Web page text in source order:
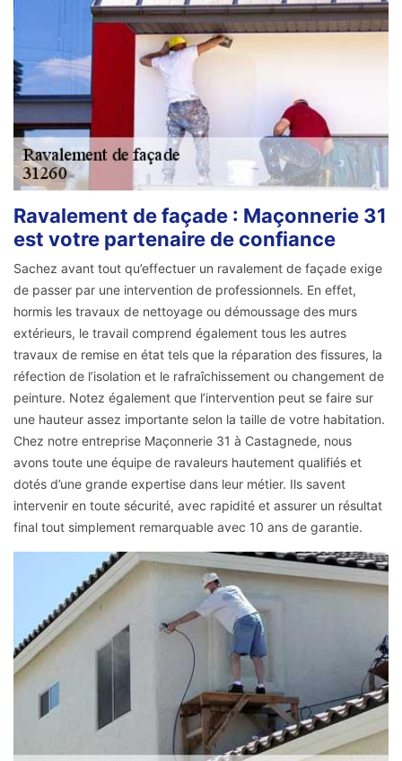
Ravalement de façade : Maçonnerie 31
est votre partenaire de confiance
Sachez avant tout qu’effectuer un ravalement de façade exige
de passer par une intervention de professionnels. En effet,
hormis les travaux de nettoyage ou démoussage des murs
extérieurs, le travail comprend également tous les autres
travaux de remise en état tels que la réparation des fissures, la
réfection de l’isolation et le rafraîchissement ou changement de
peinture. Notez également que l’intervention peut se faire sur
une hauteur assez importante selon la taille de votre habitation.
Chez notre entreprise Maçonnerie 31 à Castagnede, nous
avons toute une équipe de ravaleurs hautement qualifiés et
dotés d’une grande expertise dans leur métier. Ils savent
intervenir en toute sécurité, avec rapidité et assurer un résultat
final tout simplement remarquable avec 10 ans de garantie.